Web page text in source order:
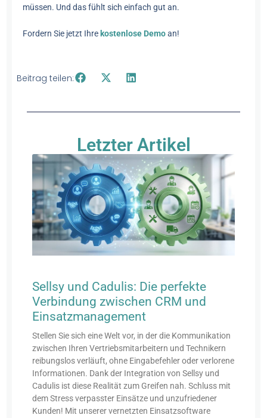
müssen. Und das fühlt sich einfach gut an.
Fordern Sie jetzt Ihre kostenlose Demoan!
Beitrag teilen:
Letzter Artikel
Sellsy und Cadulis: Die perfekte
Verbindung zwischen CRM und
Einsatzmanagement
Stellen Sie sich eine Welt vor, in der die Kommunikation
zwischen Ihren Vertriebsmitarbeitern und Technikern
reibungslos verläuft, ohne Eingabefehler oder verlorene
Informationen. Dank der Integration von Sellsy und
Cadulis ist diese Realität zum Greifen nah. Schluss mit
dem Stress verpasster Einsätze und unzufriedener
Kunden! Mit unserer vernetzten Einsatzsoftware